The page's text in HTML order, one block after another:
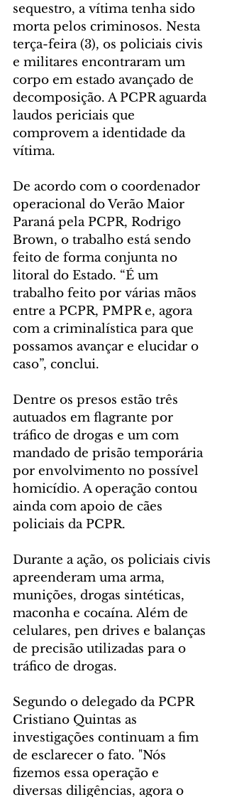
sequestro, a vítima tenha sido
morta pelos criminosos. Nesta
terça-feira (3), os policiais civis
e militares encontraram um
corpo em estado avançado de
decomposição. A PCPR aguarda
laudos periciais que
comprovem a identidade da
vítima.
De acordo com o coordenador
operacional do Verão Maior
Paraná pela PCPR, Rodrigo
Brown, o trabalho está sendo
feito de forma conjunta no
litoral do Estado. “É um
trabalho feito por várias mãos
entre a PCPR, PMPR e, agora
com a criminalística para que
possamos avançar e elucidar o
caso”, conclui.
Dentre os presos estão três
autuados em flagrante por
tráfico de drogas e um com
mandado de prisão temporária
por envolvimento no possível
homicídio. A operação contou
ainda com apoio de cães
policiais da PCPR.
Durante a ação, os policiais civis
apreenderam uma arma,
munições, drogas sintéticas,
maconha e cocaína. Além de
celulares, pen drives e balanças
de precisão utilizadas para o
tráfico de drogas.
Segundo o delegado da PCPR
Cristiano Quintas as
investigações continuam a fim
de esclarecer o fato. "Nós
fizemos essa operação e
diversas diligências, agora o